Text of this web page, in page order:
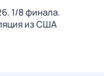
1/8 финала.
из США